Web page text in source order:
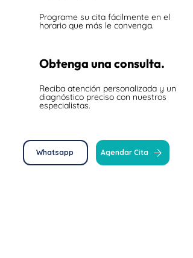
Programe su cita fácilmente en el
horario que más le convenga.
Obtenga una consulta.
Reciba atención personalizada y un
diagnóstico preciso con nuestros
especialistas.
Whatsapp Agendar Cita